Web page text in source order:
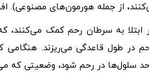
از جمله هورمون‌های مصنوعی).
به سرطان رحم کمک
در طول قاعدگی می‌ریزند.
سلول‌ها در رحم شود، وضعیتی که